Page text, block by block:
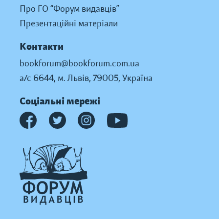
Про ГО “Форум видавців”
Презентаційні матеріали
Контакти
bookforum@bookforum.com.ua
а/с 6644, м. Львів, 79005, Україна
Соціальні мережі